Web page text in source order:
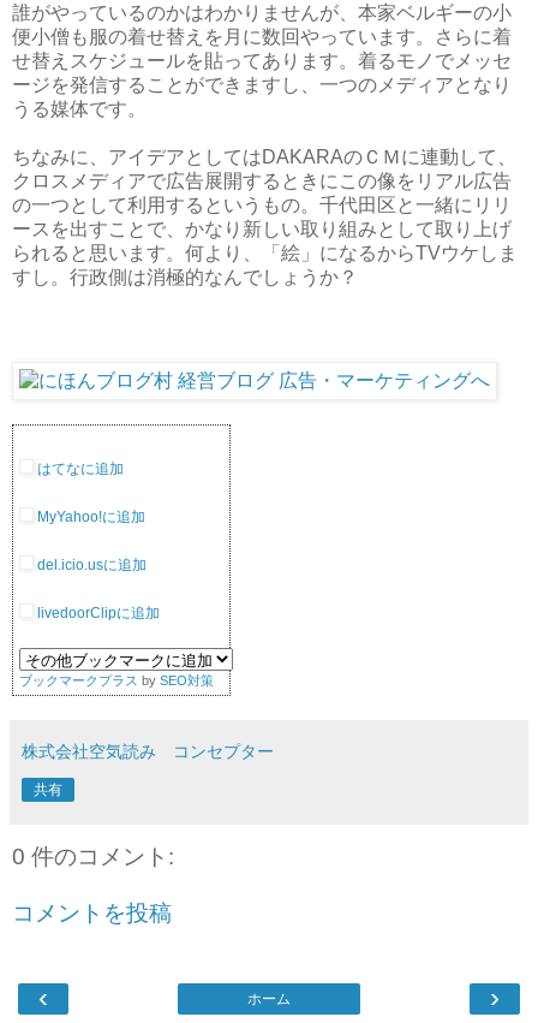
誰がやっているのかはわかりませんが、本家ベルギーの小
便小僧も服の着せ替えを月に数回やっています。さらに着
せ替えスケジュールを貼ってあります。着るモノでメッセ
ージを発信することができますし、一つのメディアとなり
うる媒体です。
ちなみに、アイデアとしてはDAKARAのＣＭに連動して、
クロスメディアで広告展開するときにこの像をリアル広告
の一つとして利用するというもの。千代田区と一緒にリリ
ースを出すことで、かなり新しい取り組みとして取り上げ
られると思います。何より、「絵」になるからTVウケしま
すし。行政側は消極的なんでしょうか？
はてなに追加
MyYahoo!に追加
del.icio.usに追加
livedoorClipに追加
ブックマークプラス by SEO対策
株式会社空気読み コンセプター
共有
0 件のコメント:
コメントを投稿
‹ ›
ホーム